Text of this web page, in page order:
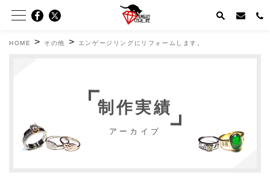
HOME > その他 > エンゲージリングにリフォームします。
制作実績
アーカイブ